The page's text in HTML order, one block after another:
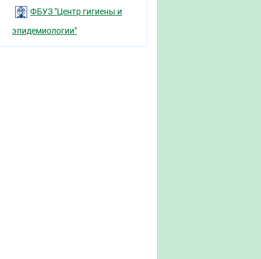
ФБУЗ "Центр гигиены и
эпидемиологии"